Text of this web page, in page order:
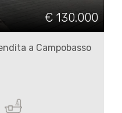
€ 130.000
a Campobasso